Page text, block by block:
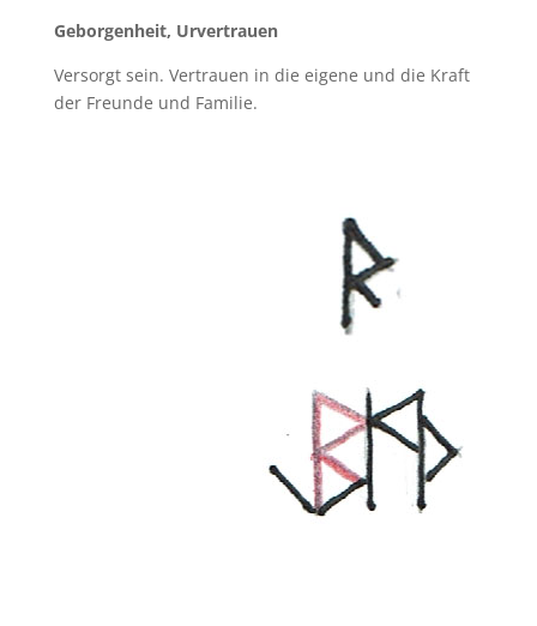
Geborgenheit, Urvertrauen
Versorgt sein. Vertrauen in die eigene und die Kraft
der Freunde und Familie.